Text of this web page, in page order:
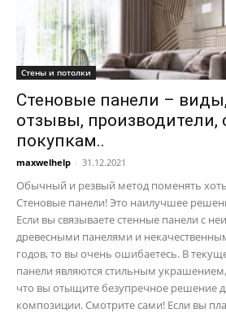
Стены и потолки
Стеновые панели –
отзывы, производители,
покупкам..
maxwelhelp - 31.12.2021
Обычный и резвый метод поменять
Стеновые панели! Это наилучшее
Если вы связываете стенные панели с
древесными панелями и
годов, то вы очень ошибаетесь. В
панели являются стильным
что вы отыщите безупречное решение
композиции. Смотрите сами! Если вы